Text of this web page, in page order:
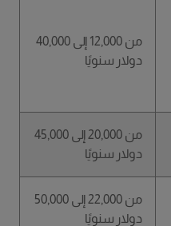
من 12,000 إلى 40,000
دولار سنويًا
من 20,000 إلى 45,000
دولار سنويًا
من 22,000 إلى 50,000
دولار سنويًا